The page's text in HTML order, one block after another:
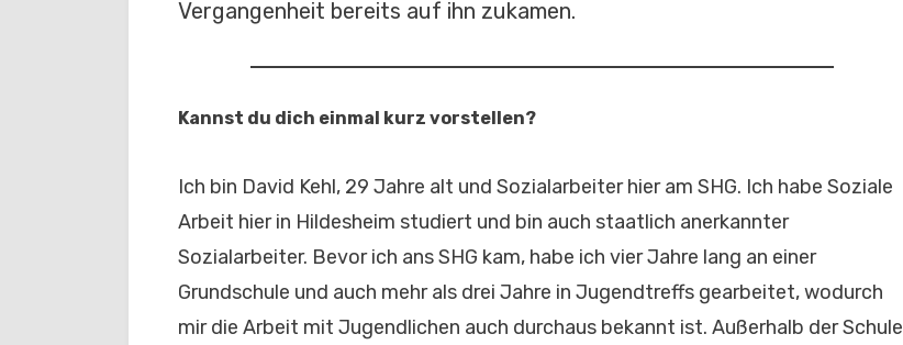
Vergangenheit bereits auf ihn zukamen.
Kannst du dich einmal kurz vorstellen?
Ich bin David Kehl, 29 Jahre alt und Sozialarbeiter hier am SHG. Ich habe Soziale
Arbeit hier in Hildesheim studiert und bin auch staatlich anerkannter
Sozialarbeiter. Bevor ich ans SHG kam, habe ich vier Jahre lang an einer
Grundschule und auch mehr als drei Jahre in Jugendtreffs gearbeitet, wodurch
mir die Arbeit mit Jugendlichen auch durchaus bekannt ist. Außerhalb der Schule